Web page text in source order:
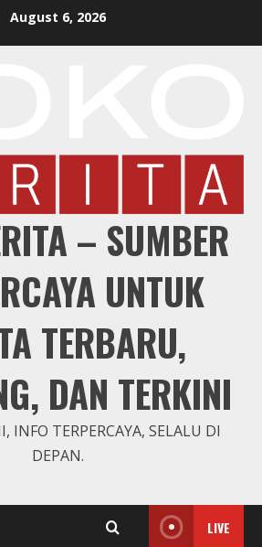
August 6, 2026
– SUMBER
UNTUK
TERBARU,
DAN TERKINI
INFO TERPERCAYA, SELALU DI
DEPAN.
LIVE